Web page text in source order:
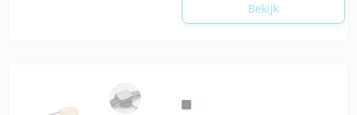
Bekijk